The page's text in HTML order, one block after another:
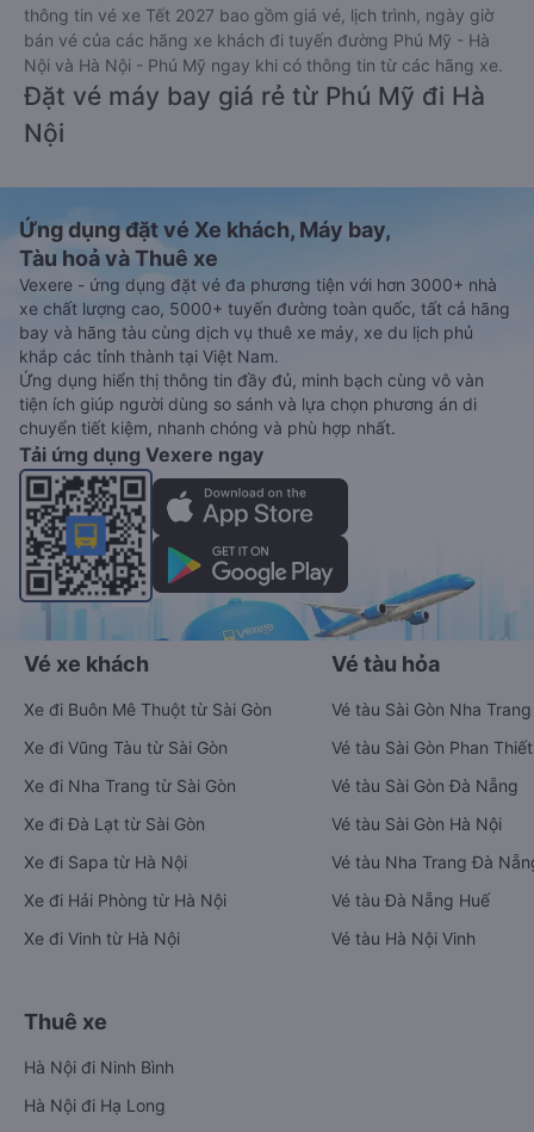
thông tin vé xe Tết 2027 bao gồm giá vé, lịch trình, ngày giờ
bán vé của các hãng xe khách đi tuyến đường Phú Mỹ - Hà
Nội và Hà Nội - Phú Mỹ ngay khi có thông tin từ các hãng xe.
Đặt vé máy bay giá rẻ từ Phú Mỹ đi Hà
Nội
Ứng dụng đặt vé Xe khách, Máy bay,
Tàu hoả và Thuê xe
Vexere - ứng dụng đặt vé đa phương tiện với hơn 3000+ nhà
xe chất lượng cao, 5000+ tuyến đường toàn quốc, tất cả hãng
bay và hãng tàu cùng dịch vụ thuê xe máy, xe du lịch phủ
khắp các tỉnh thành tại Việt Nam.
Ứng dụng hiển thị thông tin đầy đủ, minh bạch cùng vô vàn
tiện ích giúp người dùng so sánh và lựa chọn phương án di
chuyển tiết kiệm, nhanh chóng và phù hợp nhất.
Tải ứng dụng Vexere ngay
Vé xe khách
Xe đi Buôn Mê Thuột từ Sài Gòn
Xe đi Vũng Tàu từ Sài Gòn
Xe đi Nha Trang từ Sài Gòn
Xe đi Đà Lạt từ Sài Gòn
Xe đi Sapa từ Hà Nội
Xe đi Hải Phòng từ Hà Nội
Xe đi Vinh từ Hà Nội
Vé tàu hỏa
Vé tàu Sài Gòn Nha Trang
Vé tàu Sài Gòn Phan Thiết
Vé tàu Sài Gòn Đà Nẵng
Vé tàu Sài Gòn Hà Nội
Vé tàu Nha Trang Đà
Vé tàu Đà Nẵng Huế
Vé tàu Hà Nội Vinh
Thuê xe
Hà Nội đi Ninh Bình
Hà Nội đi Hạ Long